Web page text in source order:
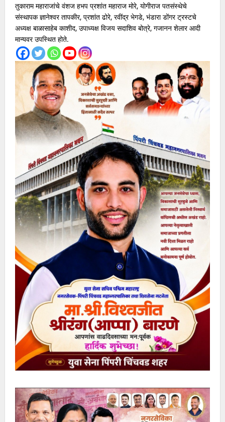
तुकाराम महाराजांचे वंशज हभप प्रशांत महाराज मोरे, योगीराज पतसंस्थेचे
संस्थापक ज्ञानेश्वर तापकीर, प्रशांत ढोरे, रवींद्र भेगडे, भंडारा डोंगर ट्रस्टचे
अध्यक्ष बाळासाहेब काशीद, उपाध्यक्ष विजय सदाशिव बोत्रे, गजानन शेलार आदी
मान्यवर उपस्थित होते.